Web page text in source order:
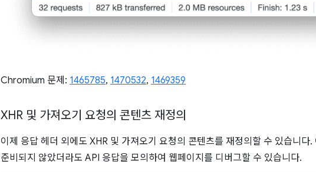
Chromium 문제: 1465785, 1470532, 1469359
XHR 및 가져오기 요청의 콘텐츠 재정의
이제 응답 헤더 외에도 XHR 및 가져오기 요청의 콘텐츠를 재정의할 수 있습니
준비되지 않았더라도 API 응답을 모의하여 웹페이지를 디버그할 수 있습니다.